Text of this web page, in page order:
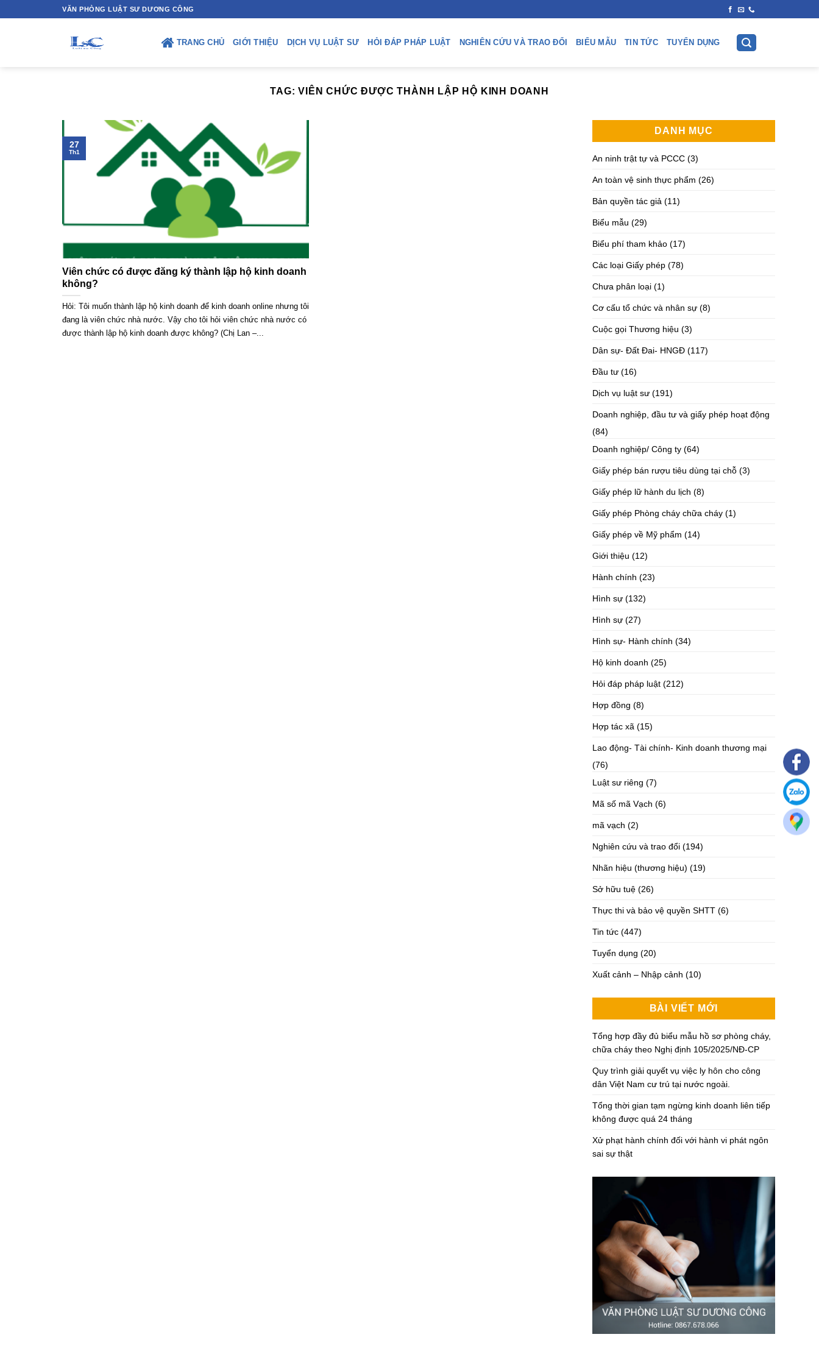
to
VĂN PHÒNG LUẬT SƯ DƯƠNG CÔNG
TRANG CHỦ GIỚI THIỆU DỊCH VỤ LUẬT SƯ HỎI ĐÁP PHÁP LUẬT NGHIÊN CỨU VÀ TRAO ĐỔI BIỂU MẪU TIN TỨC TUYỂN DỤNG
TAG:VIÊN CHỨC ĐƯỢC THÀNH LẬP HỘ KINH DOANH
Viên chức có được đăng ký thành lập hộ kinh doanh
không?
Hỏi: Tôi muốn thành lập hộ kinh doanh để kinh doanh online nhưng tôi
đang là viên chức nhà nước. Vậy cho tôi hỏi viên chức nhà nước có
được thành lập hộ kinh doanh được không? (Chị Lan –...
27
Th1
DANH MỤC
An ninh trật tự và PCCC (3)
An toàn vệ sinh thực phẩm (26)
Bản quyền tác giả (11)
Biểu mẫu (29)
Biểu phí tham khảo (17)
Các loại Giấy phép (78)
Chưa phân loại (1)
Cơ cấu tổ chức và nhân sự (8)
Cuộc gọi Thương hiệu (3)
Dân sự- Đất Đai- HNGĐ (117)
Đầu tư (16)
Dịch vụ luật sư (191)
Doanh nghiệp, đầu tư và giấy phép hoạt động
(84)
Doanh nghiệp/ Công ty (64)
Giấy phép bán rượu tiêu dùng tại chỗ (3)
Giấy phép lữ hành du lịch (8)
Giấy phép Phòng cháy chữa cháy (1)
Giấy phép về Mỹ phẩm (14)
Giới thiệu (12)
Hành chính (23)
Hình sự (132)
Hình sự (27)
Hình sự- Hành chính (34)
Hộ kinh doanh (25)
Hỏi đáp pháp luật (212)
Hợp đồng (8)
Hợp tác xã (15)
Lao động- Tài chính- Kinh doanh thương mại
(76)
Luật sư riêng (7)
Mã số mã Vạch (6)
mã vạch (2)
Nghiên cứu và trao đổi (194)
Nhãn hiệu (thương hiệu) (19)
Sở hữu tuệ (26)
Thực thi và bảo vệ quyền SHTT (6)
Tin tức (447)
Tuyển dụng (20)
Xuất cảnh – Nhập cảnh (10)
BÀI VIẾT MỚI
Tổng hợp đầy đủ biểu mẫu hồ sơ phòng cháy,
chữa cháy theo Nghị định 105/2025/NĐ-CP
Quy trình giải quyết vụ việc ly hôn cho công
dân Việt Nam cư trú tại nước ngoài.
Tổng thời gian tạm ngừng kinh doanh liên tiếp
không được quá 24 tháng
Xử phạt hành chính đối với hành vi phát ngôn
sai sự thật